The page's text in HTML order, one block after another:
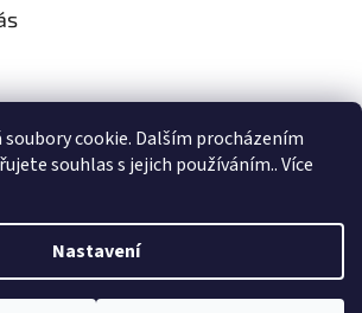
cookie. Dalším procházením
souhlas s jejich používáním.. Více
Nastavení
Vytvořil Shoptet